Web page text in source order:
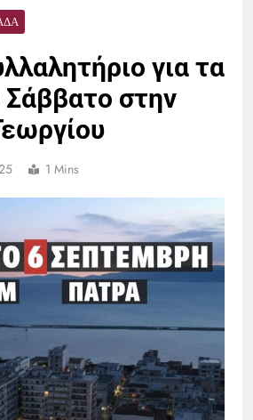
για τα
στην
1 Mins